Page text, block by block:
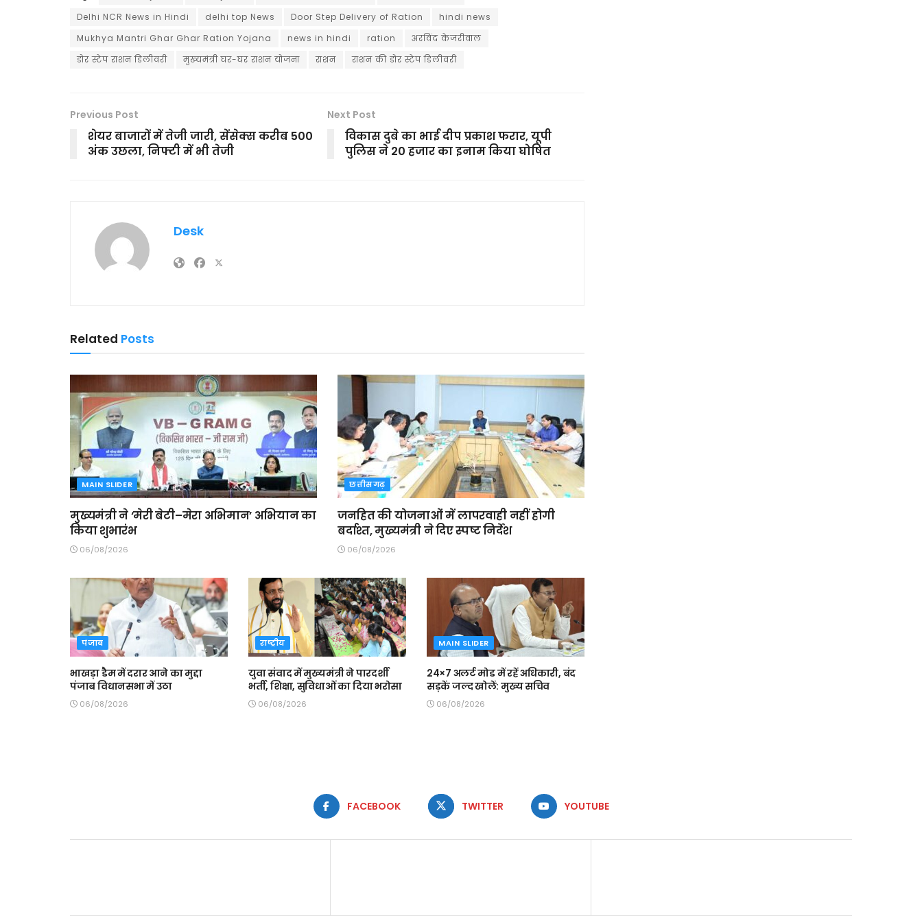
Delhi NCR News in Hindi
delhi top News Door Step Delivery of Ration
hindi news
Mukhya Mantri Ghar Ghar Ration Yojana
news in hindi ration
अरविंद केजरीवाल
डोर स्टेप राशन डिलीवरी
मुख्यमंत्री घर-घर राशन योजना राशन राशन की डोर स्टेप डिलीवरी
Previous Post
शेयर बाजारों में तेजी जारी, सेंसेक्स करीब 500
अंक उछला, निफ्टी में भी तेजी
Next Post
विकास दुबे का भाई दीप प्रकाश फरार, यूपी
पुलिस ने 20 हजार का इनाम किया घोषित
Desk
Related Posts
MAIN SLIDER
मुख्यमंत्री ने ‘मेरी बेटी–मेरा अभिमान’ अभियान का
किया शुभारंभ
06/08/2026
छत्तीसगढ़
जनहित की योजनाओं में लापरवाही नहीं होगी
बर्दाश्त, मुख्यमंत्री ने दिए स्पष्ट निर्देश
06/08/2026
पंजाब
भाखड़ा डैम में दरार आने का मुद्दा
पंजाब विधानसभा में उठा
06/08/2026
राष्ट्रीय
युवा संवाद में मुख्यमंत्री ने पारदर्शी
भर्ती, शिक्षा, सुविधाओं का दिया भरोसा
06/08/2026
MAIN SLIDER
24×7 अलर्ट मोड में रहें अधिकारी, बंद
सड़कें जल्द खोलें: मुख्य सचिव
06/08/2026
FACEBOOK TWITTER YOUTUBE